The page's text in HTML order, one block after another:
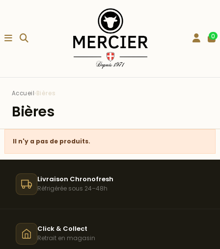
0
Accueil›Bières
Bières
Il n'y a pas de produits.
Livraison Chronofresh
Réfrigérée sous 24–48h
Click & Collect
Retrait en magasin